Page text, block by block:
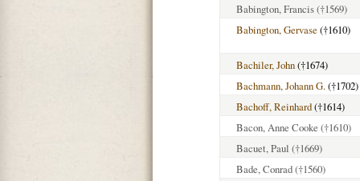
Babington, Francis(†1569)
Babington, Gervase (†1610)
Bachiler, John(†1674)
Bachmann, Johann G.(†1702)
Bachoff, Reinhard(†1614)
Bacon, Anne Cooke (†1610)
Bacuet, Paul (†1669)
Bade, Conrad(†1560)